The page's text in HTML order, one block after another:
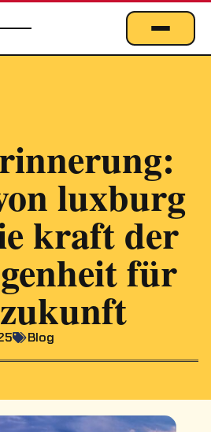
luxburg
kraft der
für
Blog